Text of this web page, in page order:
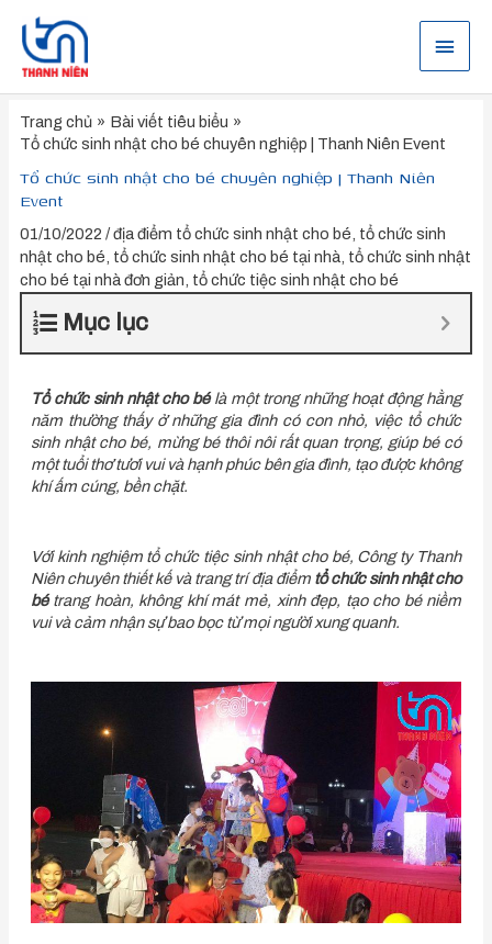
dung
Menu
Trang chủ
Bài viết tiêu biểu
Tổ chức sinh nhật cho bé chuyên nghiệp | Thanh Niên Event
Tổ chức sinh nhật cho bé chuyên nghiệp | Thanh Niên
Event
01/10/2022 /địa điểm tổ chức sinh nhật cho bé tổ chức sinh
nhật cho bé tổ chức sinh nhật cho bé tại nhà, tổ chức sinh nhật
cho bé tại nhà đơn giản tổ chức tiệc sinh nhật cho bé
Mục lục
Tổ chức sinh nhật cho bélà một trong những hoạt động hằng
năm thường thấy ở những gia đình có con nhỏ, việc tổ chức
sinh nhật cho bé, mừng bé thôi nôi rất quan trọng, giúp bé có
một tuổi thơ tươi vui và hạnh phúc bên gia đình, tạo được không
khí ấm cúng, bền chặt.
Với kinh nghiệm tổ chức tiệc sinh nhật cho bé, Công ty Thanh
Niên chuyên thiết kế và trang trí địa điểm tổ chức sinh nhật cho
bétrang hoàn, không khí mát mẻ, xinh đẹp, tạo cho bé niềm
vui và cảm nhận sự bao bọc từ mọi người xung quanh.